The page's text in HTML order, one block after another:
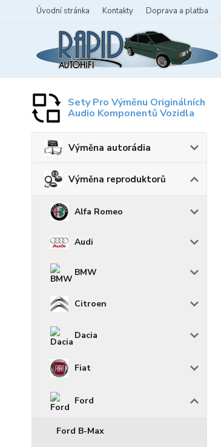
Úvodní stránka Kontakty Doprava a platba
Sety Pro Výměnu Originálních
Audio Komponentů Vozidla
Výměna autorádia
Výměna reproduktorů
Alfa Romeo
Audi
BMW
Citroen
Dacia
Fiat
Ford
Ford B-Max